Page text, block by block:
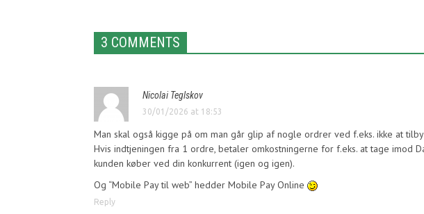
3 COMMENTS
Nicolai Teglskov
30/01/2026 at 18:53
Man skal også kigge på om man går glip af nogle ordrer ved f.eks. ikke at
Hvis indtjeningen fra 1 ordre, betaler omkostningerne for f.eks. at tage imod
kunden køber ved din konkurrent (igen og igen).
Og “Mobile Pay til web” hedder Mobile Pay Online
Reply